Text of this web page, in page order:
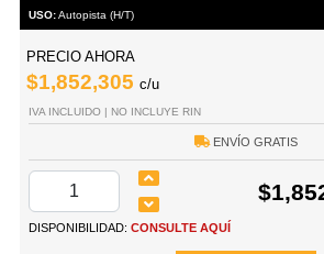
USO:Autopista (H/T)
PRECIO AHORA
$1,852,305 c/u
IVA INCLUIDO | NO INCLUYE RIN
ENVÍO GRATIS
DISPONIBILIDAD: CONSULTE AQUÍ